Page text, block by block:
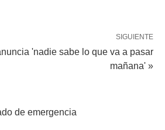
SIGUIENTE
'nadie sabe lo que va a pasar
mañana' »
de emergencia